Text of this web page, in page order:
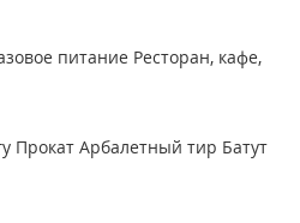
питание Ресторан, кафе,
Прокат Арбалетный тир Батут